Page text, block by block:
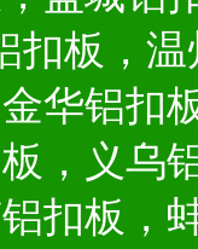
扣板，
华铝扣
，义乌
扣板，